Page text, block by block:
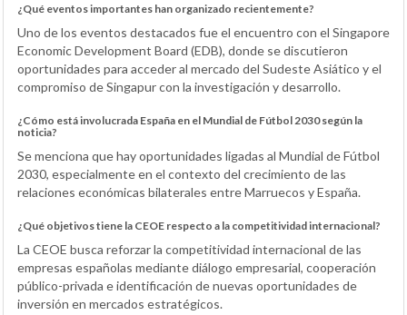
¿Qué eventos importantes han organizado recientemente?
Uno de los eventos destacados fue el encuentro con el Singapore
Economic Development Board (EDB), donde se discutieron
oportunidades para acceder al mercado del Sudeste Asiático y el
compromiso de Singapur con la investigación y desarrollo.
¿Cómo está involucrada España en el Mundial de Fútbol 2030 según la
noticia?
Se menciona que hay oportunidades ligadas al Mundial de Fútbol
2030, especialmente en el contexto del crecimiento de las
relaciones económicas bilaterales entre Marruecos y España.
¿Qué objetivos tiene la CEOE respecto a la competitividad internacional?
La CEOE busca reforzar la competitividad internacional de las
empresas españolas mediante diálogo empresarial, cooperación
público-privada e identificación de nuevas oportunidades de
inversión en mercados estratégicos.